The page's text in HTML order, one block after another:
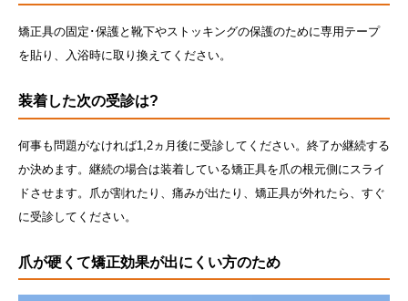
矯正具の固定･保護と靴下やストッキングの保護のために専用テープ
を貼り、入浴時に取り換えてください。
装着した次の受診は?
何事も問題がなければ1,2ヵ月後に受診してください。終了か継続する
か決めます。継続の場合は装着している矯正具を爪の根元側にスライ
ドさせます。爪が割れたり、痛みが出たり、矯正具が外れたら、すぐ
に受診してください。
爪が硬くて矯正効果が出にくい方のため